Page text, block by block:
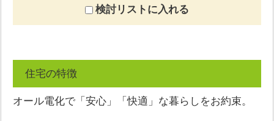
検討リストに入れる
住宅の特徴
オール電化で「安心」「快適」な暮らしをお約束。